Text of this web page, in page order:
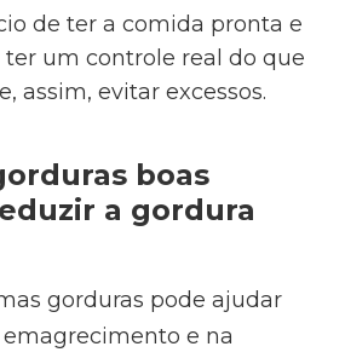
de ter a comida pronta e
ter um controle real do que
assim, evitar excessos.
boas
a gordura
gorduras pode ajudar
e na